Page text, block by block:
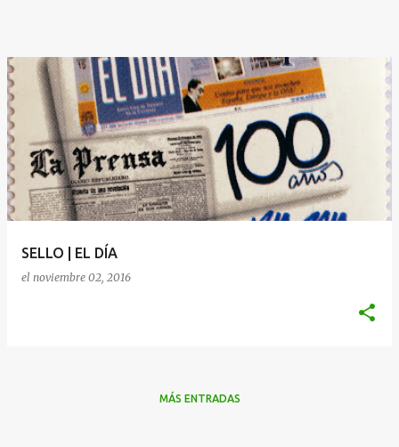
SELLO | EL DÍA
el noviembre 02, 2016
MÁS ENTRADAS